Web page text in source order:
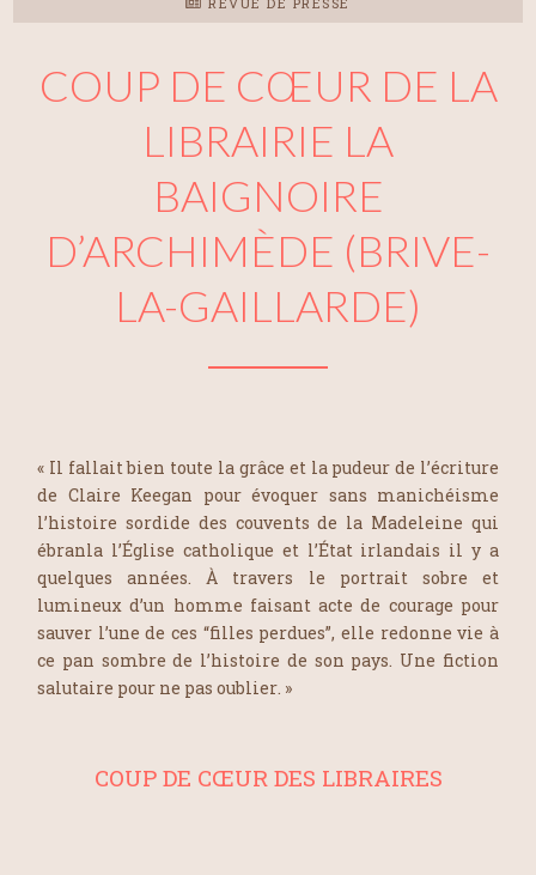
COUP DE CŒUR DE LA
LIBRAIRIE LA
BAIGNOIRE
D’ARCHIMÈDE (BRIVE-
LA-GAILLARDE)
« Il fallait bien toute la grâce et la pudeur de l’écriture
de Claire Keegan pour évoquer sans manichéisme
l’histoire sordide des couvents de la Madeleine qui
ébranla l’Église catholique et l’État irlandais il y a
quelques années. À travers le portrait sobre et
lumineux d’un homme faisant acte de courage pour
sauver l’une de ces “filles perdues”, elle redonne vie à
ce pan sombre de l’histoire de son pays. Une fiction
salutaire pour ne pas oublier. »
COUP DE CŒUR DES LIBRAIRES